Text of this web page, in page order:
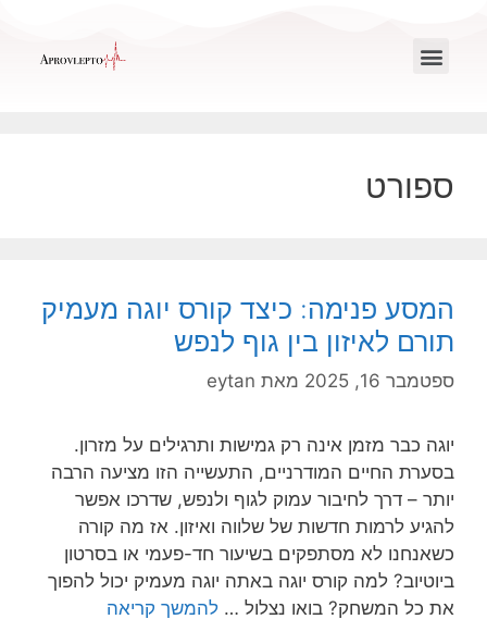
ספורט
המסע פנימה: כיצד קורס יוגה מעמיק
תורם לאיזון בין גוף לנפש
ספטמבר 16, 2025 מאת eytan
יוגה כבר מזמן אינה רק גמישות ותרגילים על מזרון.
בסערת החיים המודרניים, התעשייה הזו מציעה הרבה
יותר – דרך לחיבור עמוק לגוף ולנפש, שדרכו אפשר
להגיע לרמות חדשות של שלווה ואיזון. אז מה קורה
כשאנחנו לא מסתפקים בשיעור חד-פעמי או בסרטון
ביוטיוב? למה קורס יוגה באתה יוגה מעמיק יכול להפוך
את כל המשחק? בואו נצלול … להמשך קריאה